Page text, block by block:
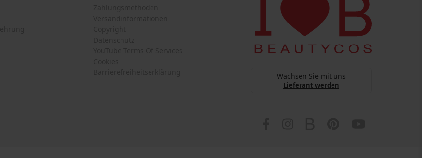
Wachsen Sie mit uns
Lieferant werden